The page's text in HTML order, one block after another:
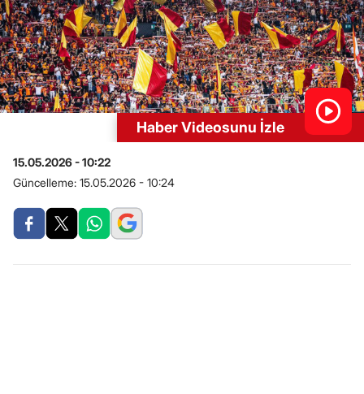
Haber Videosunu İzle
15.05.2026 - 10:22
Güncelleme: 15.05.2026 - 10:24